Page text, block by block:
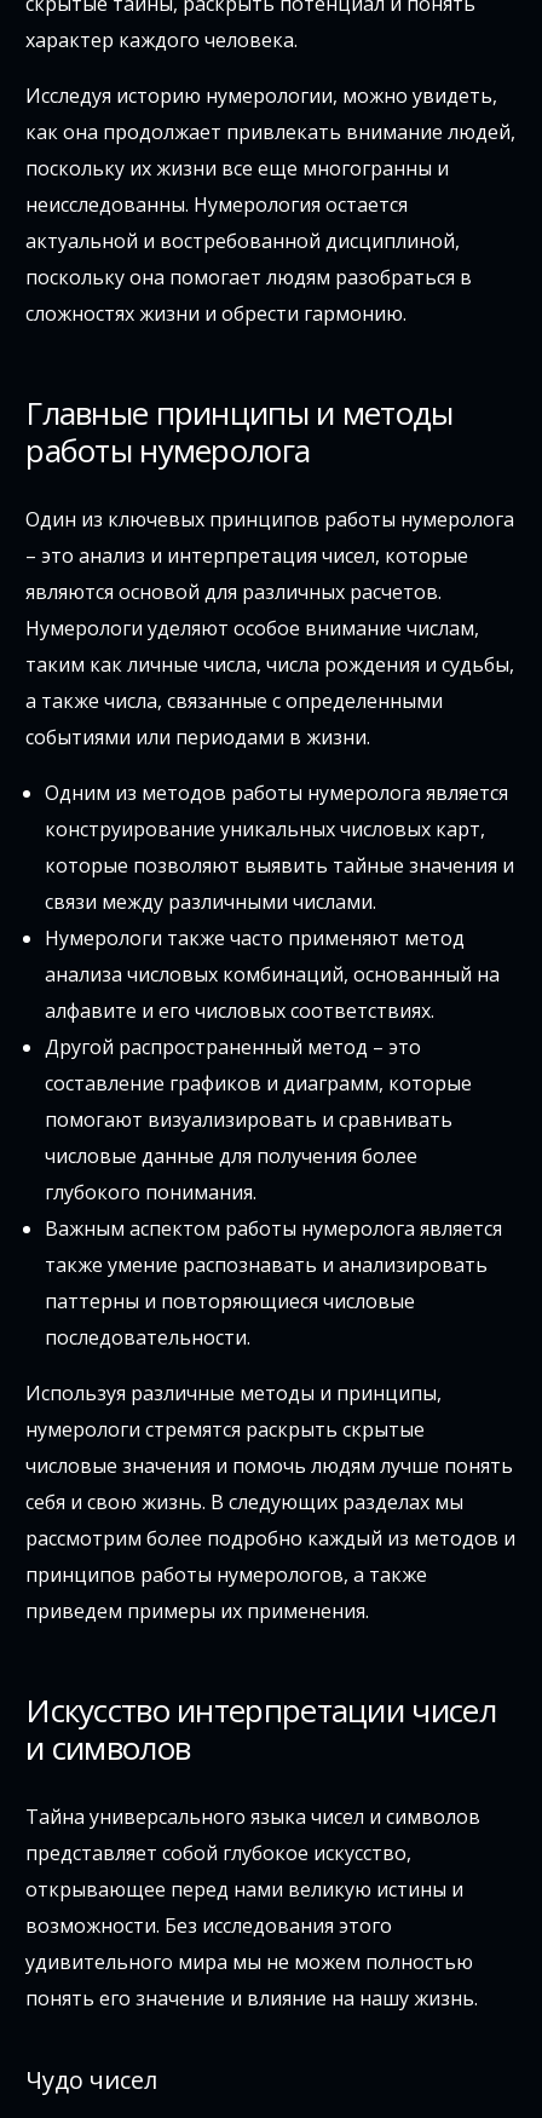
характер каждого человека.
Исследуя историю нумерологии, можно увидеть,
как она продолжает привлекать внимание людей,
поскольку их жизни все еще многогранны и
неисследованны. Нумерология остается
актуальной и востребованной дисциплиной,
поскольку она помогает людям разобраться в
сложностях жизни и обрести гармонию.
Главные принципы и методы
работы нумеролога
Один из ключевых принципов работы нумеролога
– это анализ и интерпретация чисел, которые
являются основой для различных расчетов.
Нумерологи уделяют особое внимание числам,
таким как личные числа, числа рождения и судьбы,
а также числа, связанные с определенными
событиями или периодами в жизни.
Одним из методов работы нумеролога является
конструирование уникальных числовых карт,
которые позволяют выявить тайные значения и
связи между различными числами.
Нумерологи также часто применяют метод
анализа числовых комбинаций, основанный на
алфавите и его числовых соответствиях.
Другой распространенный метод – это
составление графиков и диаграмм, которые
помогают визуализировать и сравнивать
числовые данные для получения более
глубокого понимания.
Важным аспектом работы нумеролога является
также умение распознавать и анализировать
паттерны и повторяющиеся числовые
последовательности.
Используя различные методы и принципы,
нумерологи стремятся раскрыть скрытые
числовые значения и помочь людям лучше понять
себя и свою жизнь. В следующих разделах мы
рассмотрим более подробно каждый из методов и
принципов работы нумерологов, а также
приведем примеры их применения.
Искусство интерпретации чисел
и символов
Тайна универсального языка чисел и символов
представляет собой глубокое искусство,
открывающее перед нами великую истины и
возможности. Без исследования этого
удивительного мира мы не можем полностью
понять его значение и влияние на нашу жизнь.
Чудо чисел